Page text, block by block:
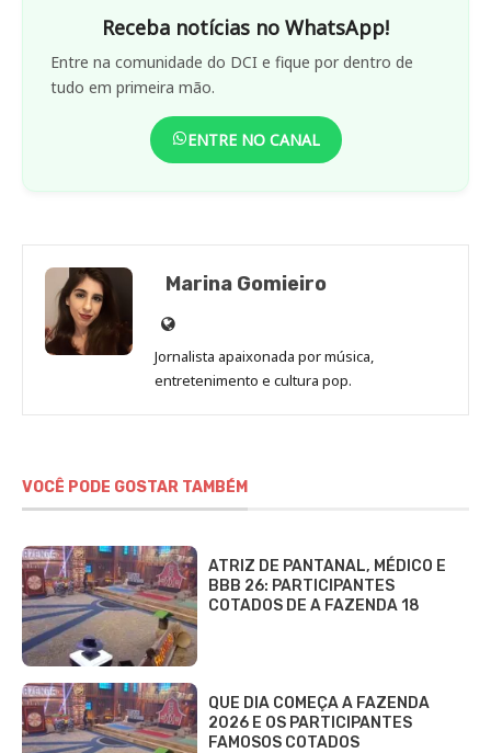
Receba notícias no WhatsApp!
Entre na comunidade do DCI e fique por dentro de
tudo em primeira mão.
ENTRE NO CANAL
Marina Gomieiro
Site
de
Marina
Jornalista apaixonada por música,
entretenimento e cultura pop.
VOCÊ PODE GOSTAR TAMBÉM
ATRIZ DE PANTANAL, MÉDICO E
BBB 26: PARTICIPANTES
COTADOS DE A FAZENDA 18
QUE DIA COMEÇA A FAZENDA
2026 E OS PARTICIPANTES
FAMOSOS COTADOS